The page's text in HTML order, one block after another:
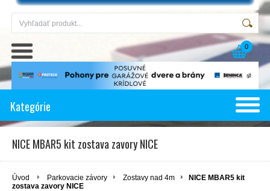
0
Kategórie
NICE MBAR5 kit zostava zavory NICE
Úvod Parkovacie závory Zostavy nad 4m
NICE MBAR5 kit
zostava zavory NICE